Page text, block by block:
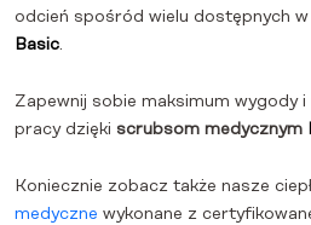
odcień spośród wielu dostępnych w
Basic.
Zapewnij sobie maksimum wygody
pracy dzięki scrubsom medycznym
Koniecznie zobacz także nasze
medyczne wykonane z